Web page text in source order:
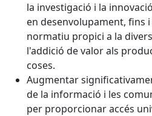
la investigació i la
en desenvolupament,
normatiu propici a la
l'addició de valor als
coses.
Augmentar
de la informació i les
per proporcionar accés